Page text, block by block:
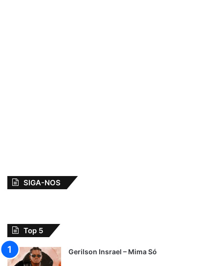
SIGA-NOS
Top 5
Gerilson Insrael – Mima Só